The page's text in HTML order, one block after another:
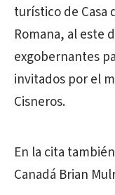
turístico de Casa
Romana, al este
exgobernantes
invitados por el
Cisneros.
En la cita
Canadá Brian